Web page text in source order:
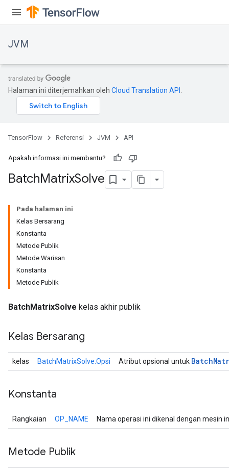
JVM
Halaman ini diterjemahkan oleh Cloud Translation API
TensorFlow Referensi JVM API
Apakah informasi ini membantu?
BatchMatrixSolve
Pada halaman ini
Kelas Bersarang
Konstanta
Metode Publik
Metode Warisan
Konstanta
Metode Publik
BatchMatrixSolve kelas akhir publik
Kelas Bersarang
kelas BatchMatrixSolve.Opsi Atribut opsional untuk Batch
Konstanta
Rangkaian OP_NAME Nama operasi ini dikenal dengan mesin
Metode Publik